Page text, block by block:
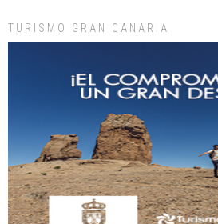
Gato manso encontrado
Este gato macho ha aparecido en la calle hace
manso y extremadamente cari...
Leales.org » Gran Canaria | 9.7.2025
TURISMO GRAN CANARIA